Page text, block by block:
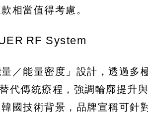
相當值得考慮。
RF System
／能量密度」設計，透過多
代傳統療程，強調輪廓提升
國技術背景，品牌宣稱可針